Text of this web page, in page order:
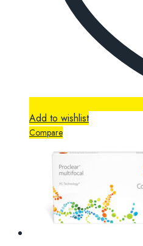
Add to wishlist
Compare